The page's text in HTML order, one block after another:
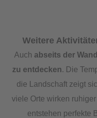
Weitere
Auch abseits der
zu entdecken. Die
die Landschaft zeigt
viele Orte wirken
entstehen perfekte